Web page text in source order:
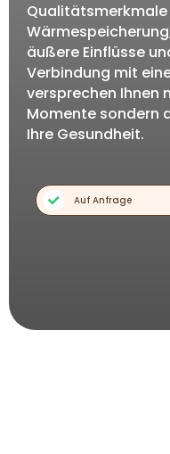
äußere Einflüsse
Verbindung mit
versprechen Ihnen
Momente sondern
Ihre Gesundheit.
Auf Anfrage